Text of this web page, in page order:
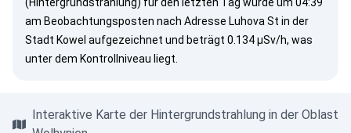
am Beobachtungsposten nach Adresse Luhova St in der
Stadt Kowel aufgezeichnet und beträgt 0.134 µSv/h, was
unter dem Kontrollniveau liegt.
Interaktive Karte der Hintergrundstrahlung in der Oblast